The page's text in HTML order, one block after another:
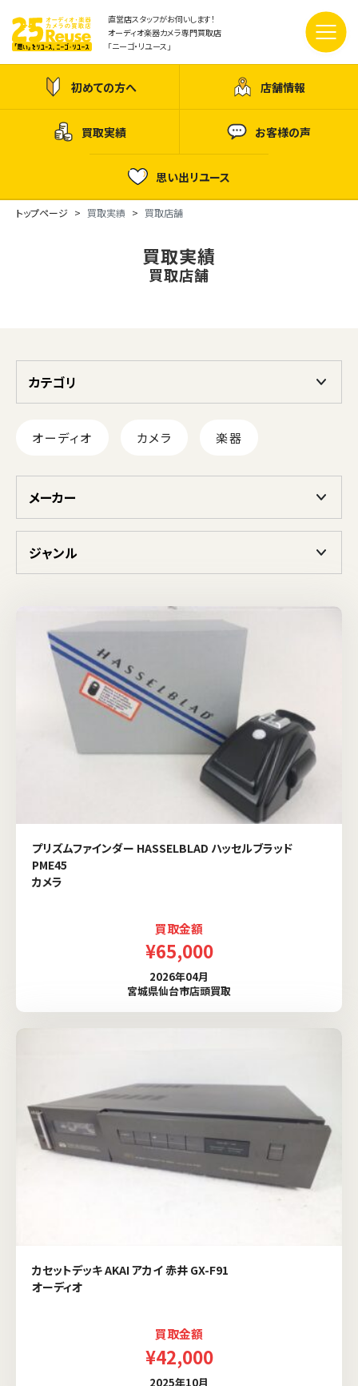
直営店スタッフがお伺いします！
オーディオ楽器カメラ専門買取店
「ニーゴ・リユース」
初めての方へ 店舗情報
買取実績 お客様の声
思い出リユース
トップページ 買取実績 買取店舗
買取実績
買取店舗
カテゴリ
オーディオ カメラ 楽器
メーカー
ジャンル
プリズムファインダー HASSELBLAD ハッセルブラッド
PME45
カメラ
買取金額
¥65,000
2026年04月
宮城県仙台市店頭買取
カセットデッキ AKAI アカイ 赤井 GX-F91
オーディオ
買取金額
¥42,000
2025年10月